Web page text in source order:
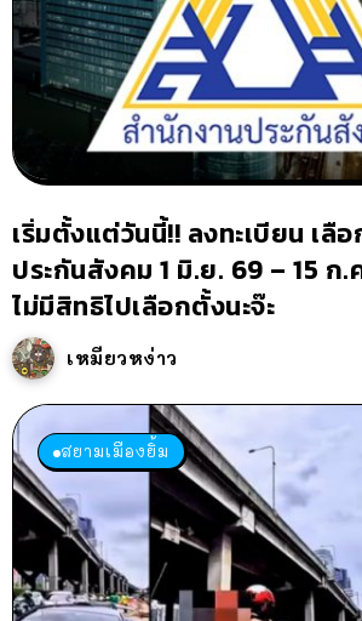
เริ่มตั้งแต่วันนี้!! ลงทะเบียน เลื
ประกันสังคม 1 มิ.ย. 69 – 15 ก.
ไม่มีสิทธิไปเลือกตั้งนะจ๊ะ
เหมียวหง่าว
สยามเมืองยิ้ม